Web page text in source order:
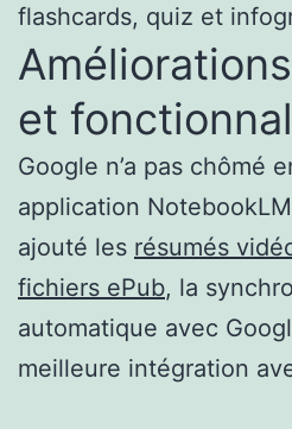
flashcards, quiz et
et
Google n’a pas chômé
application
ajouté les résumés
fichiers ePub, la
automatique avec
meilleure intégration